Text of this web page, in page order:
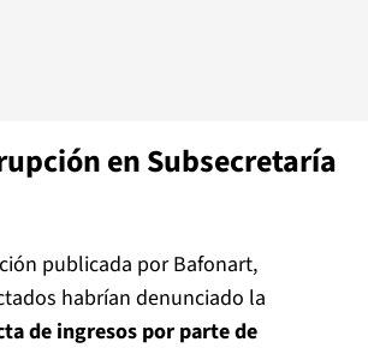
en Subsecretaría
publicada por Bafonart,
habrían denunciado la
de ingresos por parte de